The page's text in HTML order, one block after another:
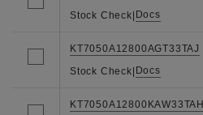
Stock Check| Docs
KT7050A12800AGT33TAJ
Stock Check| Docs
KT7050A12800KAW33TAH